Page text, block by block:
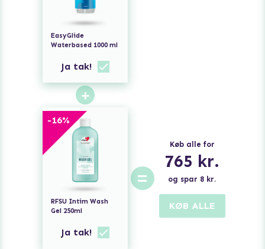
EasyGlide
Waterbased 1000 ml
Ja tak!
+
-16%
RFSU Intim Wash
Gel 250ml
Ja tak!
=
Køb alle for
765 kr.
og spar 8 kr.
KØB ALLE